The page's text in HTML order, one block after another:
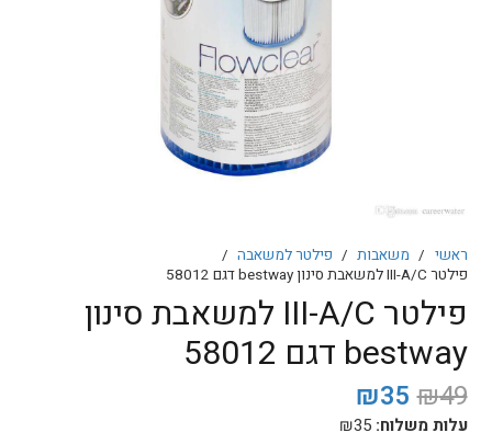
ראשי / משאבות / פילטר למשאבה /
פילטר III-A/C למשאבת סינון bestway דגם 58012
פילטר III-A/C למשאבת סינון
bestway דגם 58012
₪49 המחיר
המקורי
₪35
הנוכחי עלות משלוח: ₪35